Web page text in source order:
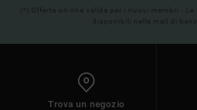
(*) Offerta on-line valida per i nuovi membri -
disponibili nella mail di
Trova un negozio